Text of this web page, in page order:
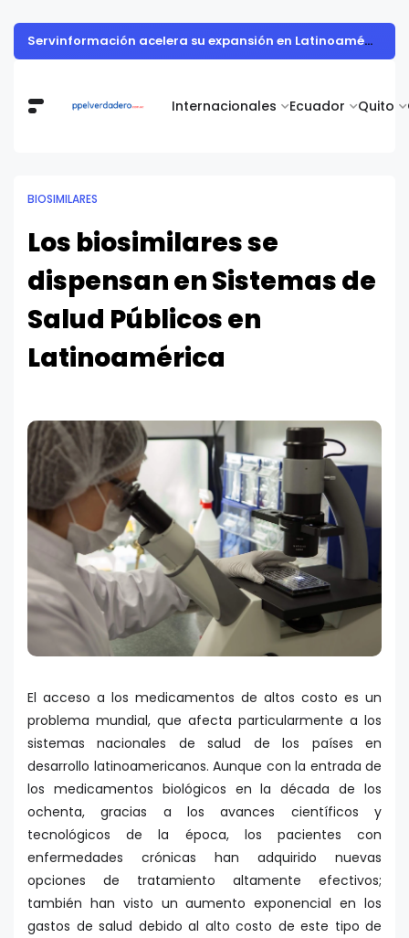
Internacionales Ecuador Quito
Servinformación acelera su expansión en Latinoamérica con un crecimiento del 36% en el 1S 2026
BIOSIMILARES
Los biosimilares se
dispensan en Sistemas de
Salud Públicos en
Latinoamérica
El acceso a los medicamentos de altos costo es un
problema mundial, que afecta particularmente a los
sistemas nacionales de salud de los países en
desarrollo latinoamericanos. Aunque con la entrada de
los medicamentos biológicos en la década de los
ochenta, gracias a los avances científicos y
tecnológicos de la época, los pacientes con
enfermedades crónicas han adquirido nuevas
opciones de tratamiento altamente efectivos;
también han visto un aumento exponencial en los
gastos de salud debido al alto costo de este tipo de